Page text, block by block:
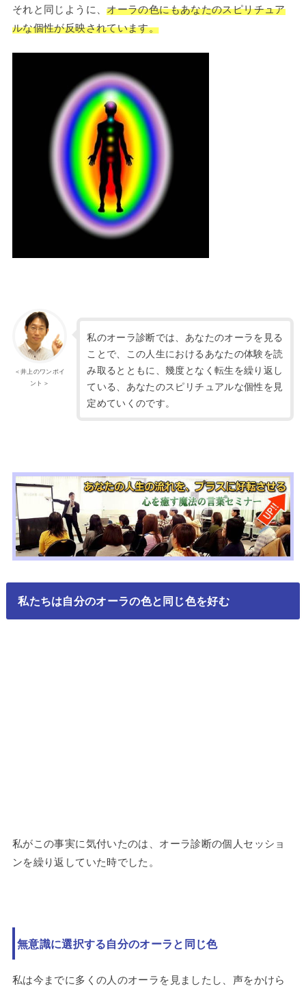
それと同じように、オーラの色にもあなたのスピリチュア
ルな個性が反映されています。
＜井上のワンポイ
ント＞
私のオーラ診断では、あなたのオーラを見る
ことで、この人生におけるあなたの体験を読
み取るとともに、幾度となく転生を繰り返し
ている、あなたのスピリチュアルな個性を見
定めていくのです。
私たちは自分のオーラの色と同じ色を好む
私がこの事実に気付いたのは、オーラ診断の個人セッショ
ンを繰り返していた時でした。
無意識に選択する自分のオーラと同じ色
私は今までに多くの人のオーラを見ましたし、声をかけら